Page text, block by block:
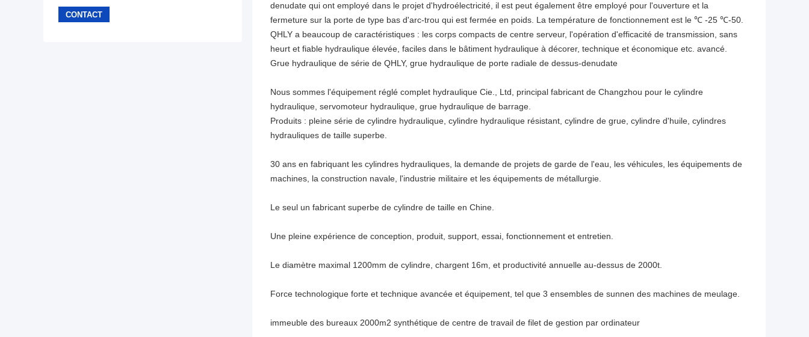
denudate qui ont employé dans le projet d'hydroélectricité, il est peut également être employé pour l'ouverture et la
fermeture sur la porte de type bas d'arc-trou qui est fermée en poids. La température de fonctionnement est le ℃ -25 ℃-50.
QHLY a beaucoup de caractéristiques : les corps compacts de centre serveur, l'opération d'efficacité de transmission, sans
heurt et fiable hydraulique élevée, faciles dans le bâtiment hydraulique à décorer, technique et économique etc. avancé.
Grue hydraulique de série de QHLY, grue hydraulique de porte radiale de dessus-denudate
Nous sommes l'équipement réglé complet hydraulique Cie., Ltd, principal fabricant de Changzhou pour le cylindre
hydraulique, servomoteur hydraulique, grue hydraulique de barrage.
Produits : pleine série de cylindre hydraulique, cylindre hydraulique résistant, cylindre de grue, cylindre d'huile, cylindres
hydrauliques de taille superbe.
30 ans en fabriquant les cylindres hydrauliques, la demande de projets de garde de l'eau, les véhicules, les équipements de
machines, la construction navale, l'industrie militaire et les équipements de métallurgie.
Le seul un fabricant superbe de cylindre de taille en Chine.
Une pleine expérience de conception, produit, support, essai, fonctionnement et entretien.
Le diamètre maximal 1200mm de cylindre, chargent 16m, et productivité annuelle au-dessus de 2000t.
Force technologique forte et technique avancée et équipement, tel que 3 ensembles de sunnen des machines de meulage.
immeuble des bureaux 2000m2 synthétique de centre de travail de filet de gestion par ordinateur